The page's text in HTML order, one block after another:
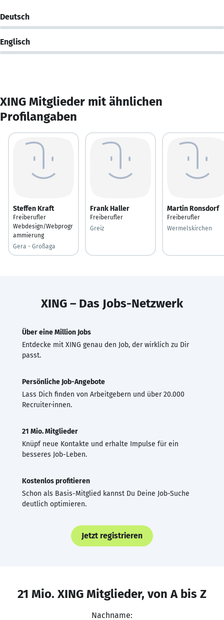
Deutsch
Englisch
XING Mitglieder mit ähnlichen
Profilangaben
Steffen Kraft
Freiberufler
Webdesign/Webprogr
ammierung
Gera - Großaga
Frank Haller
Freiberufler
Greiz
Martin Ronsdorf
Freiberufler
Wermelskirchen
XING – Das Jobs-Netzwerk
Über eine Million Jobs
Entdecke mit XING genau den Job, der wirklich zu Dir
passt.
Persönliche Job-Angebote
Lass Dich finden von Arbeitgebern und über 20.000
Recruiter·innen.
21 Mio. Mitglieder
Knüpf neue Kontakte und erhalte Impulse für ein
besseres Job-Leben.
Kostenlos profitieren
Schon als Basis-Mitglied kannst Du Deine Job-Suche
deutlich optimieren.
Jetzt registrieren
21 Mio. XING Mitglieder, von A bis Z
Nachname: